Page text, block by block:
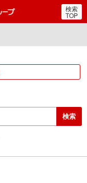
郵便局・日本郵政グルー
検索
TOP